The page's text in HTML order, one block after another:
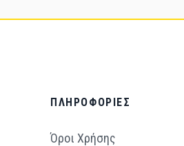
ΠΛΗΡΟΦΟΡΊΕΣ
Όροι Χρήσης